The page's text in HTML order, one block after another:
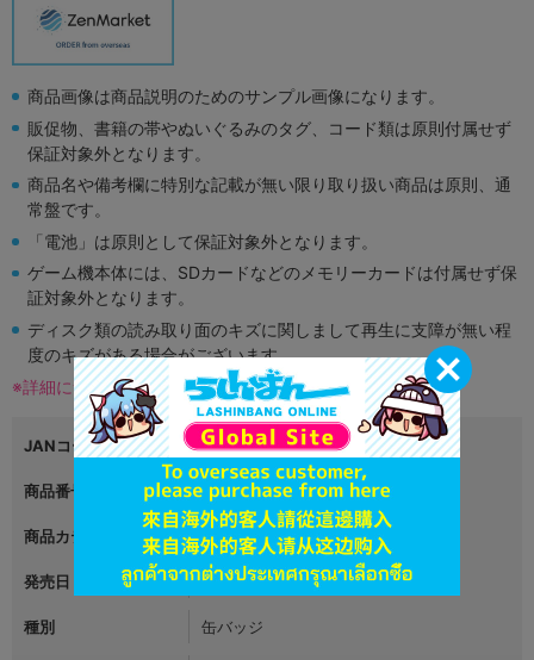
商品画像は商品説明のためのサンプル画像になります。
販促物、書籍の帯やぬいぐるみのタグ、コード類は原則付属せず
保証対象外となります。
商品名や備考欄に特別な記載が無い限り取り扱い商品は原則、通
常盤です。
「電池」は原則として保証対象外となります。
ゲーム機本体には、SDカードなどのメモリーカードは付属せず保
証対象外となります。
ディスク類の読み取り面のキズに関しまして再生に支障が無い程
度のキズがある場合がございます。
※詳細につきましてはコチラ
JANコード 4999999999999
商品番号 L05722699
商品カテゴリ グッズ
発売日 2023年08月08日
種別 缶バッジ